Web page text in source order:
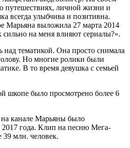
путешествиях, личной жизни и
всегда улыбчива и позитивна.
Марьяна выложила 27 марта 2014
сильно на меня влияют сериалы?».
над тематикой. Она просто снимала
Но многие ролики были
В то время девушка с семьей
шкопе было просмотрено более 6
канале Марьяны было
2017 года. Клип на песню Мега-
39 млн. человек.